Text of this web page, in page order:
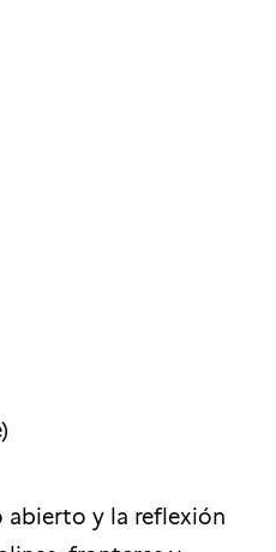
abierto y la reflexión